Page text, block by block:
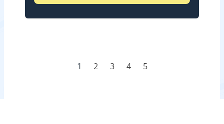
1 2 3 4 5